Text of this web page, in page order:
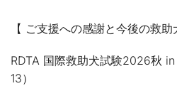
【 ご支援への感謝と今後の救助
RDTA 国際救助犬試験2026秋
13）